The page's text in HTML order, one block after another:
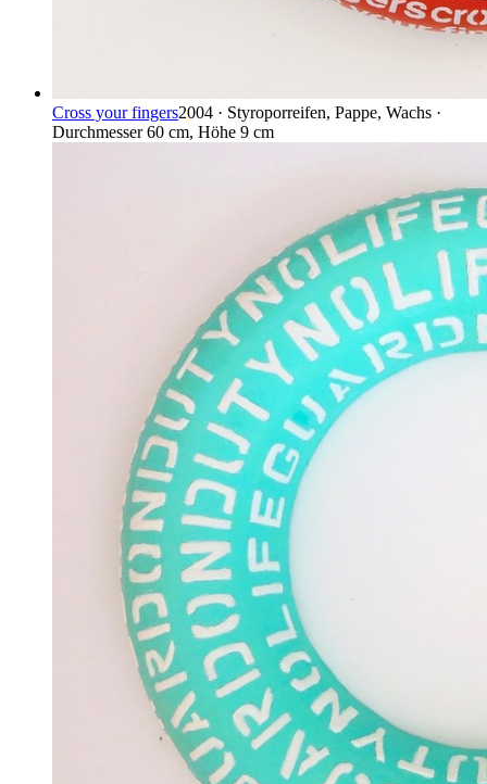
Cross your fingers2004 · Styroporreifen, Pappe, Wachs ·
Durchmesser 60 cm, Höhe 9 cm